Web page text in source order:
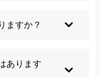
意です。また、転倒
意が必要です。
ますか？
に合わせた適切な運
す。
あります